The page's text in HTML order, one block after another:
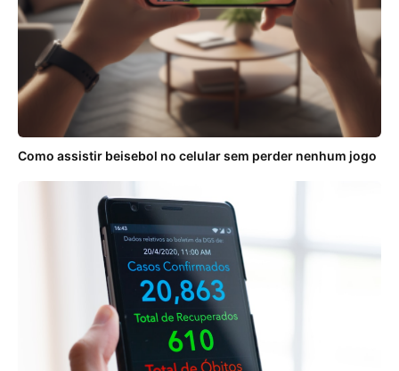
Como assistir beisebol no celular sem perder nenhum jogo